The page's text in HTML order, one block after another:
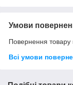
Умови
Повернення товару
Всі умови